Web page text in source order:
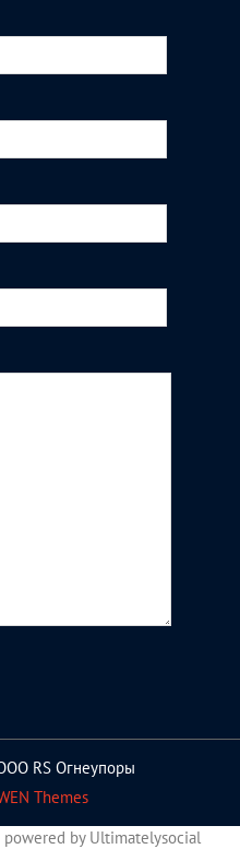
RS Огнеупоры
Themes
powered by Ultimatelysocial